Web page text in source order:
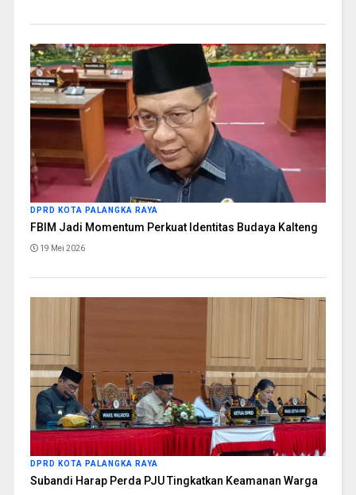
DPRD KOTA PALANGKA RAYA
FBIM Jadi Momentum Perkuat Identitas Budaya Kalteng
19 Mei 2026
DPRD KOTA PALANGKA RAYA
Subandi Harap Perda PJU Tingkatkan Keamanan Warga